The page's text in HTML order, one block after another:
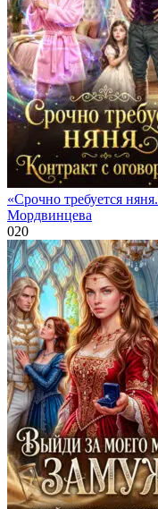
«Срочно требуется
Мордвинцева
020